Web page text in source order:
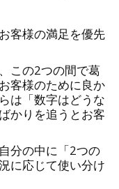
客様の満足を優先
この2つの間で葛
客様のために良か
は「数字はどうな
かりを追うとお客
分の中に「2つの
に応じて使い分け